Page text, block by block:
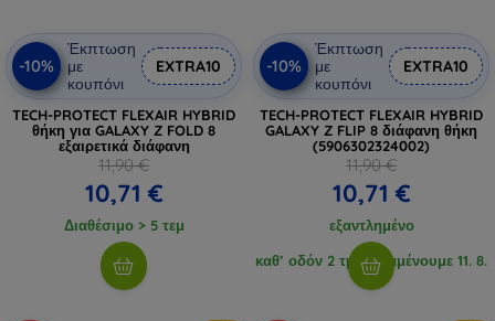
-10%
Έκπτωση
με
κουπόνι
EXTRA10
TECH-PROTECT FLEXAIR HYBRID
θήκη για GALAXY Z FOLD 8
εξαιρετικά διάφανη
11,90 €
10,71 €
Διαθέσιμο > 5 τεμ
-10%
Έκπτωση
με
κουπόνι
EXTRA10
TECH-PROTECT FLEXAIR HYBRID
GALAXY Z FLIP 8 διάφανη θήκη
(5906302324002)
11,90 €
10,71 €
εξαντλημένο
καθ’ οδόν 2 τμχ, αναμένουμε 11. 8.
2026